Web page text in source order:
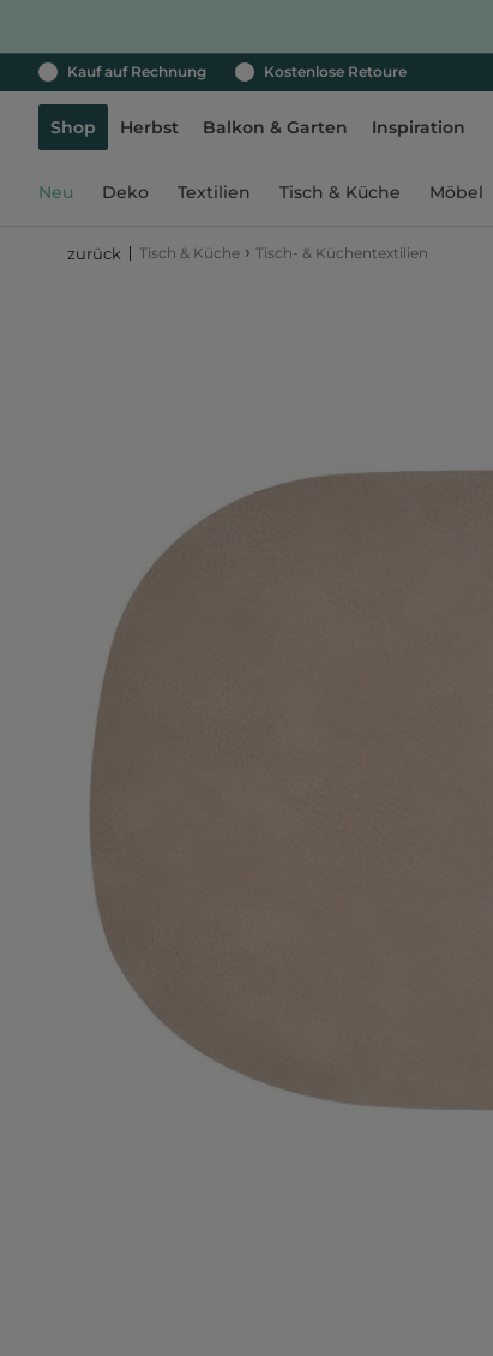
Kauf auf Rechnung Kostenlose Retoure
Shop Herbst Balkon & Garten Inspiration
Neu Deko Textilien Tisch & Küche Möbel
zurück Tisch & Küche › Tisch- & Küchentextilien